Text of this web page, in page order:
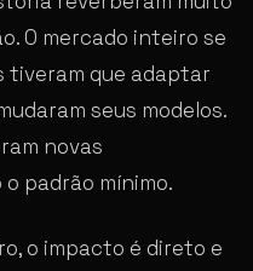
O mercado inteiro se
tiveram que adaptar
seus modelos.
novas
padrão mínimo.
o impacto é direto e